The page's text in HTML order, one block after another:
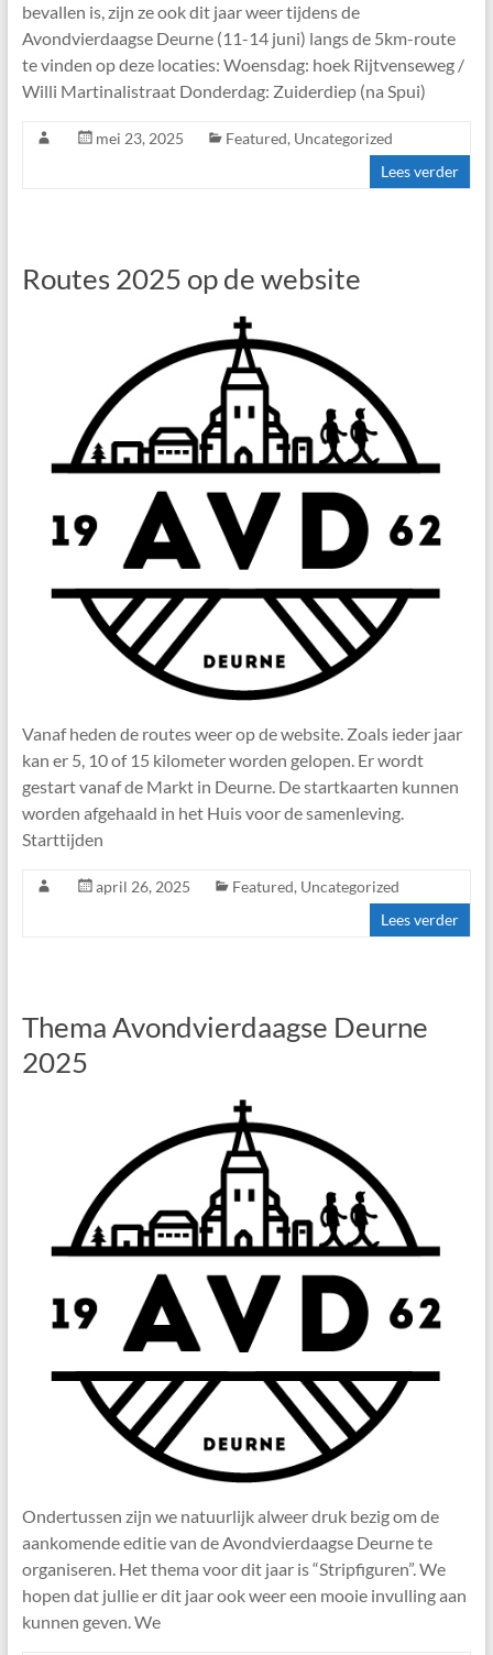
bevallen is, zijn ze ook dit jaar weer tijdens de
Avondvierdaagse Deurne (11-14 juni) langs de 5km-route
te vinden op deze locaties: Woensdag: hoek Rijtvenseweg /
Willi Martinalistraat Donderdag: Zuiderdiep (na Spui)
mei 23, 2025 Featured, Uncategorized
Lees verder
Routes 2025 op de website
Vanaf heden de routes weer op de website. Zoals ieder jaar
kan er 5, 10 of 15 kilometer worden gelopen. Er wordt
gestart vanaf de Markt in Deurne. De startkaarten kunnen
worden afgehaald in het Huis voor de samenleving.
Starttijden
april 26, 2025 Featured, Uncategorized
Lees verder
Thema Avondvierdaagse Deurne
2025
Ondertussen zijn we natuurlijk alweer druk bezig om de
aankomende editie van de Avondvierdaagse Deurne te
organiseren. Het thema voor dit jaar is “Stripfiguren”. We
hopen dat jullie er dit jaar ook weer een mooie invulling aan
kunnen geven. We